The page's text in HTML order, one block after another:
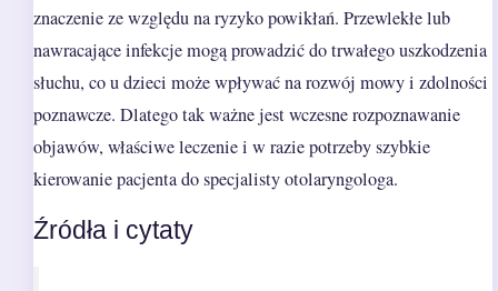
znaczenie ze względu na ryzyko powikłań. Przewlekłe lub
nawracające infekcje mogą prowadzić do trwałego uszkodzenia
słuchu, co u dzieci może wpływać na rozwój mowy i zdolności
poznawcze. Dlatego tak ważne jest wczesne rozpoznawanie
objawów, właściwe leczenie i w razie potrzeby szybkie
kierowanie pacjenta do specjalisty otolaryngologa.
Źródła i cytaty